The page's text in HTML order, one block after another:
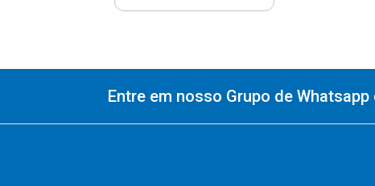
Entre em nosso Grupo de